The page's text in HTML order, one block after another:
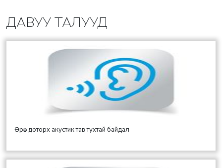
ДАВУУ ТАЛУУД
Өрөөн доторх акустик тав тухтай байдал